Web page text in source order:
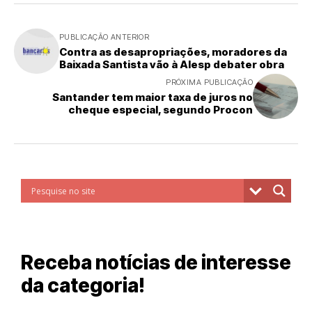
PUBLICAÇÃO ANTERIOR
Contra as desapropriações, moradores da
Baixada Santista vão à Alesp debater obra
PRÓXIMA PUBLICAÇÃO
Santander tem maior taxa de juros no
cheque especial, segundo Procon
Receba notícias de interesse
da categoria!